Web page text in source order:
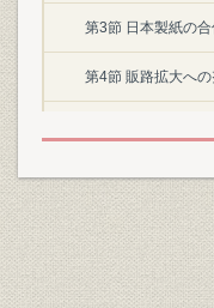
第3節 日本製紙の
第4節 販路拡大への
第1節 淀川工場を
第2節 全国供給網
第3節 東京電気と提